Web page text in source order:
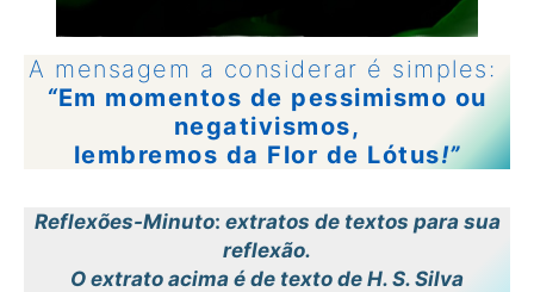
A mensagem a considerar é simples:
“Em momentos de pessimismo ou
negativismos,
lembremos da Flor de Lótus!”
Reflexões-Minuto: extratos de textos para sua
reflexão.
O extrato acima é de texto de H. S. Silva